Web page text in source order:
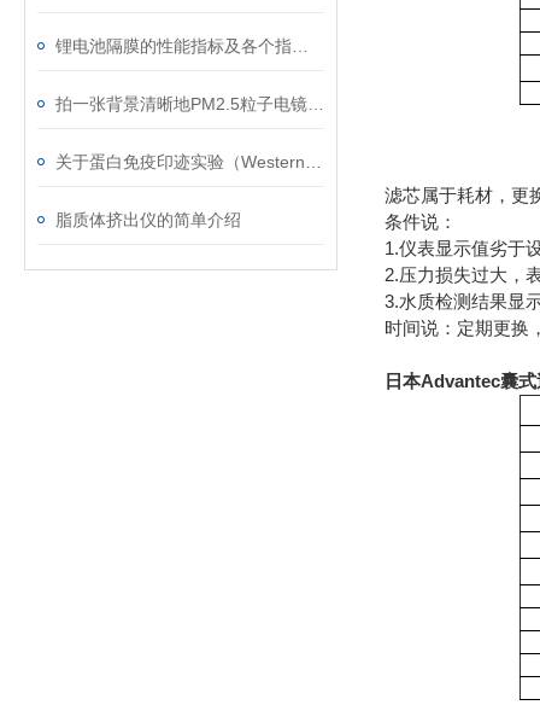
脂质体挤出仪的简单介绍
滤芯属于耗材，更
条件说：
1.仪表显示值劣于
2.压力损失过大，
3.水质检测结果显
时间说：定期更换
日本Advantec囊